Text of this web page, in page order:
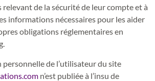
de la sécurité de leur compte et à
informations nécessaires pour les aider
obligations réglementaires en
de l’utilisateur du site
n’est publiée à l’insu de